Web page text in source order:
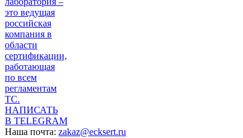
НАПИСАТЬ
В TELEGRAM
Наша почта: zakaz@ecksert.ru